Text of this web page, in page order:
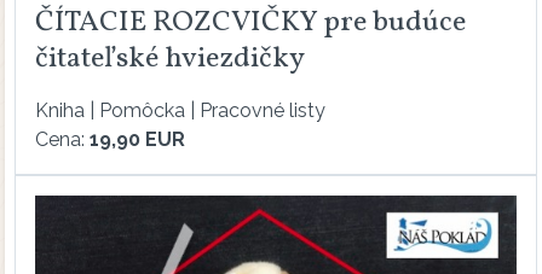
ČÍTACIE ROZCVIČKY pre budúce
čitateľské hviezdičky
Kniha | Pomôcka | Pracovné listy
Cena: 19,90 EUR